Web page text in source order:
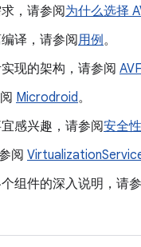
，请参阅为什么选择
译，请参阅用例。
现的架构，请参阅
Microdroid。
感兴趣，请参阅安全性
阅
组件的深入说明，请